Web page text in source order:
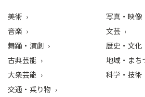
美術
音楽
舞踊・演劇
古典芸能
大衆芸能
写真・映像
文芸
歴史・文化
地域・まち
科学・技術
交通・乗り物